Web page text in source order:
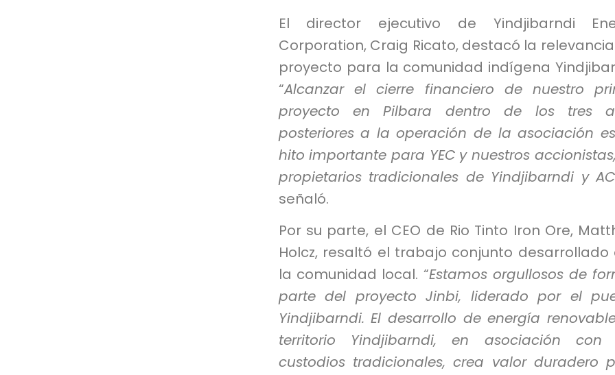
El director ejecutivo de Yindjibarndi
Corporation, Craig Ricato, destacó la
proyecto para la comunidad indígena
“Alcanzar el cierre financiero de nuestro
proyecto en Pilbara dentro de los tres
posteriores a la operación de la asociación
hito importante para YEC y nuestros
propietarios tradicionales de Yindjibarndi y
señaló.
Por su parte, el CEO de Rio Tinto Iron Ore,
Holcz, resaltó el trabajo conjunto desarrollado
la comunidad local. “Estamos orgullosos de
parte del proyecto Jinbi, liderado por el
Yindjibarndi. El desarrollo de energía
territorio Yindjibarndi, en asociación con
custodios tradicionales, crea valor duradero